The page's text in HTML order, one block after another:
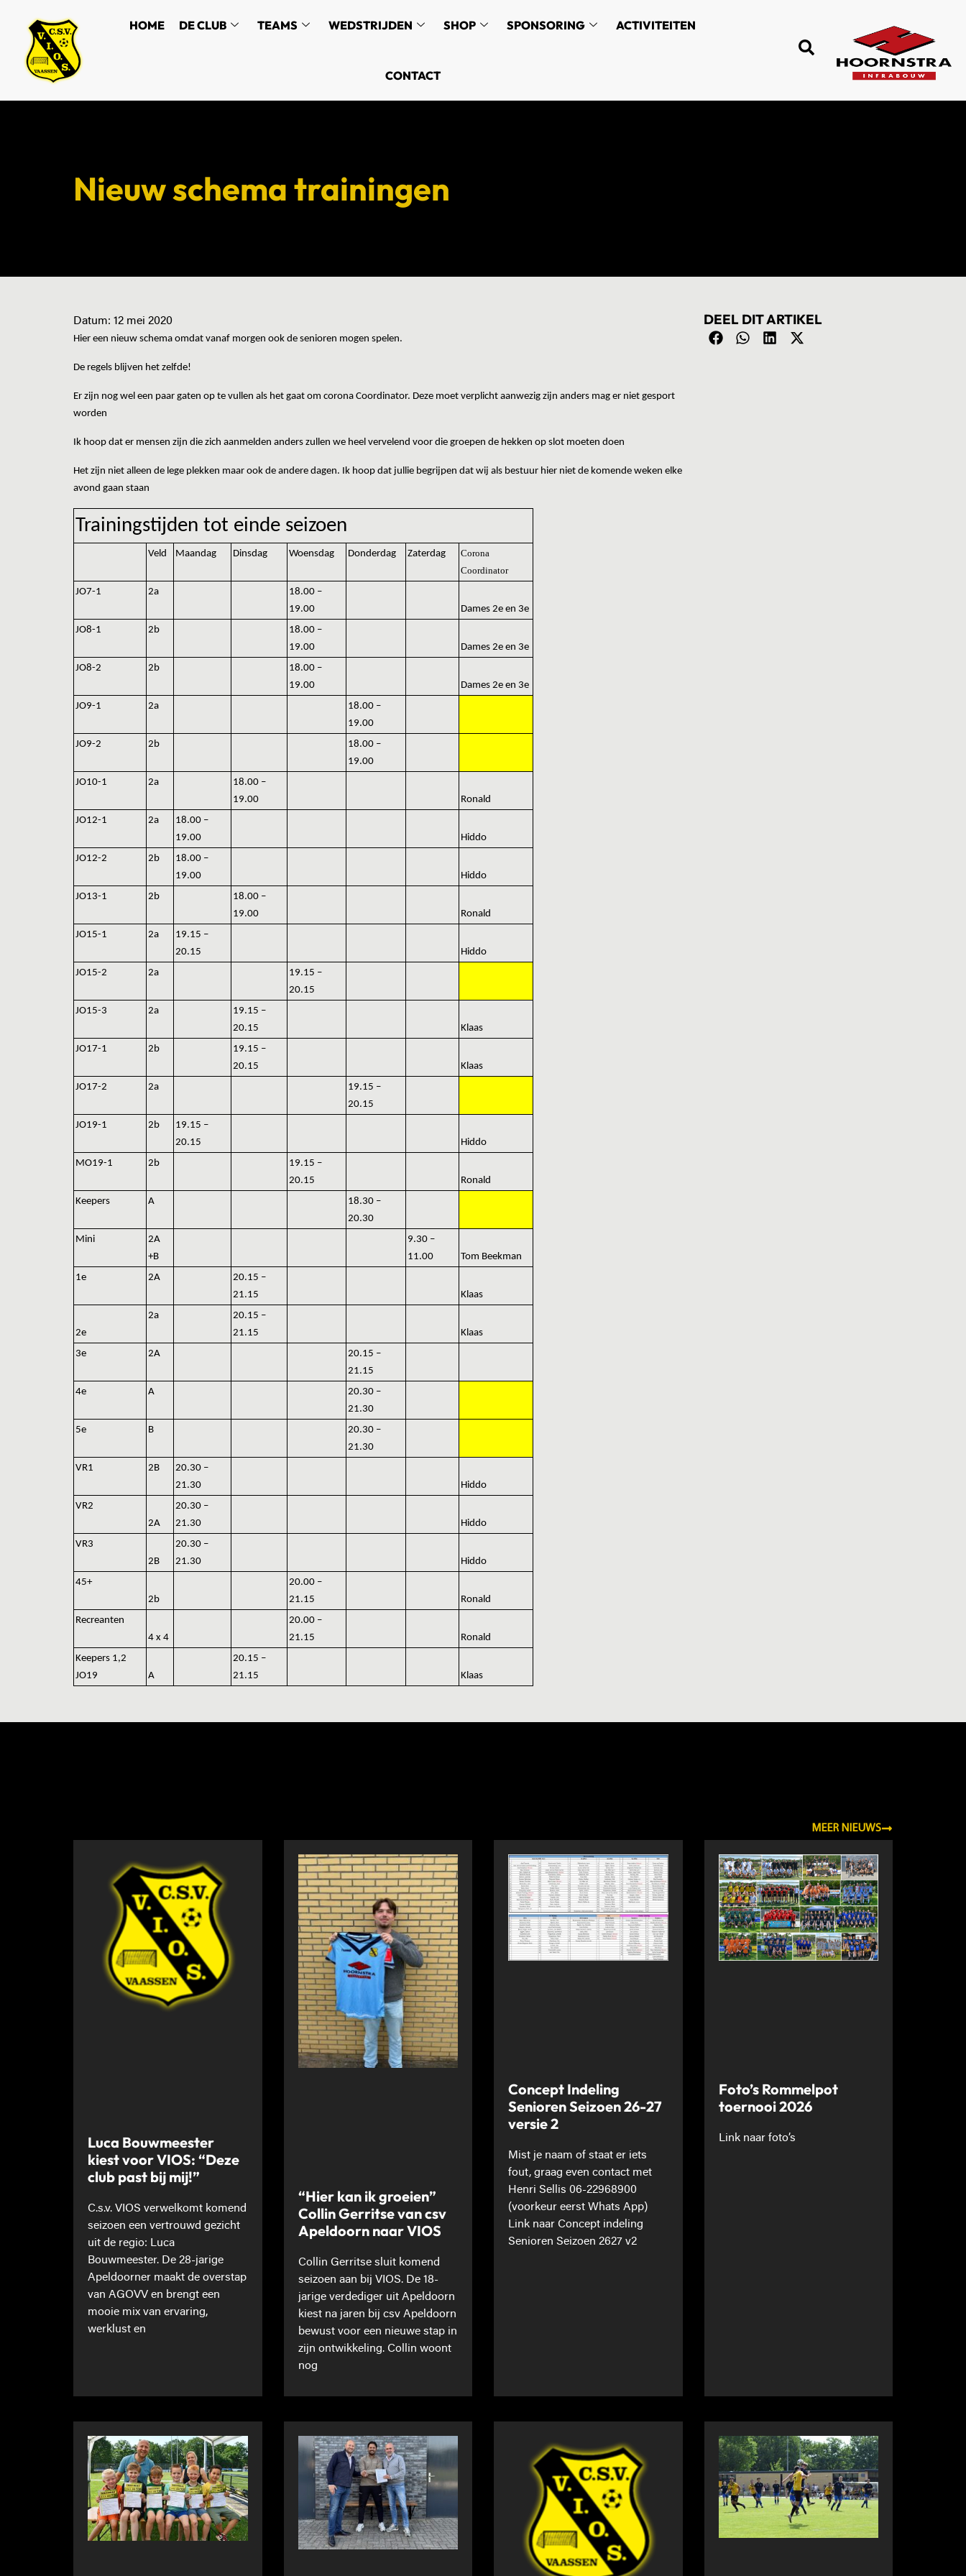
HOME DE CLUB TEAMS WEDSTRIJDEN SHOP SPONSORING ACTIVITEITEN
CONTACT
Nieuw schema trainingen
Datum: 12 mei 2020
Hier een nieuw schema omdat vanaf morgen ook de senioren mogen spelen.
De regels blijven het zelfde!
Er zijn nog wel een paar gaten op te vullen als het gaat om corona Coordinator. Deze moet verplicht aanwezig zijn anders mag er niet gesport
worden
Ik hoop dat er mensen zijn die zich aanmelden anders zullen we heel vervelend voor die groepen de hekken op slot moeten doen
Het zijn niet alleen de lege plekken maar ook de andere dagen. Ik hoop dat jullie begrijpen dat wij als bestuur hier niet de komende weken elke
avond gaan staan
Trainingstijden tot einde seizoen
Veld Maandag Dinsdag Woensdag Donderdag Zaterdag
Corona
Coordinator
JO7-1
2a
18.00 –
19.00
Dames 2e en 3e
JO8-1
2b
18.00 –
19.00
Dames 2e en 3e
JO8-2
2b
18.00 –
19.00
Dames 2e en 3e
JO9-1
2a
18.00 –
19.00
JO9-2
2b
18.00 –
19.00
JO10-1
2a
18.00 –
19.00
Ronald
JO12-1
2a
18.00 –
19.00
Hiddo
JO12-2
2b
18.00 –
19.00
Hiddo
JO13-1
2b
18.00 –
19.00
Ronald
JO15-1
2a
19.15 –
20.15
Hiddo
JO15-2
2a
19.15 –
20.15
JO15-3
2a
19.15 –
20.15
Klaas
JO17-1
2b
19.15 –
20.15
Klaas
JO17-2
2a
19.15 –
20.15
JO19-1
2b
19.15 –
20.15
Hiddo
MO19-1
2b
19.15 –
20.15
Ronald
Keepers
A
18.30 –
20.30
Mini
2A
+B
9.30 –
11.00
Tom Beekman
1e
2A
20.15 –
21.15
Klaas
2e
2a
20.15 –
21.15
Klaas
3e
2A
20.15 –
21.15
4e
A
20.30 –
21.30
5e
B
20.30 –
21.30
VR1
2B
20.30 –
21.30
Hiddo
VR2
2A
20.30 –
21.30
Hiddo
VR3
2B
20.30 –
21.30
Hiddo
45+
2b
20.00 –
21.15
Ronald
Recreanten
4 x 4
20.00 –
21.15
Ronald
Keepers 1,2
JO19
A
20.15 –
21.15
Klaas
DEEL DIT ARTIKEL
MEER NIEUWS
Luca Bouwmeester
kiest voor VIOS: “Deze
club past bij mij!”
C.s.v. VIOS verwelkomt komend
seizoen een vertrouwd gezicht
uit de regio: Luca
Bouwmeester. De 28-jarige
Apeldoorner maakt de overstap
van AGOVV en brengt een
mooie mix van ervaring,
werklust en
“Hier kan ik groeien”
Collin Gerritse van csv
Apeldoorn naar VIOS
Collin Gerritse sluit komend
seizoen aan bij VIOS. De 18-
jarige verdediger uit Apeldoorn
kiest na jaren bij csv Apeldoorn
bewust voor een nieuwe stap in
zijn ontwikkeling. Collin woont
nog
Concept Indeling
Senioren Seizoen 26-27
versie 2
Mist je naam of staat er iets
fout, graag even contact met
Henri Sellis 06-22968900
(voorkeur eerst Whats App)
Link naar Concept indeling
Senioren Seizoen 2627 v2
Foto’s Rommelpot
toernooi 2026
Link naar foto’s